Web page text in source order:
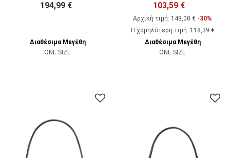
194,99 €
Διαθέσιμα Μεγέθη
ONE SIZE
103,59 €
Αρχική τιμή: 148,00 € -30%
Η χαμηλότερη τιμή: 118,39 €
Διαθέσιμα Μεγέθη
ONE SIZE